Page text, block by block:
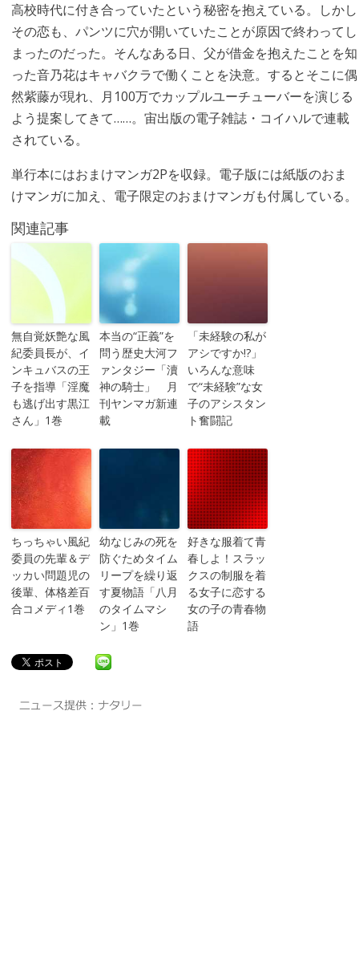
高校時代に付き合っていたという秘密を抱えている。しかし
その恋も、パンツに穴が開いていたことが原因で終わってし
まったのだった。そんなある日、父が借金を抱えたことを知
った音乃花はキャバクラで働くことを決意。するとそこに偶
然紫藤が現れ、月100万でカップルユーチューバーを演じる
よう提案してきて……。宙出版の電子雑誌・コイハルで連載
されている。
単行本にはおまけマンガ2Pを収録。電子版には紙版のおま
けマンガに加え、電子限定のおまけマンガも付属している。
関連記事
無自覚妖艶な風
紀委員長が、イ
ンキュバスの王
子を指導「淫魔
も逃げ出す黒江
さん」1巻
本当の“正義”を
問う歴史大河フ
ァンタジー「瀆
神の騎士」 月
刊ヤンマガ新連
載
「未経験の私が
アシですか!?」
いろんな意味
で“未経験”な女
子のアシスタン
ト奮闘記
ちっちゃい風紀
委員の先輩＆デ
ッカい問題児の
後輩、体格差百
合コメディ1巻
幼なじみの死を
防ぐためタイム
リープを繰り返
す夏物語「八月
のタイムマシ
ン」1巻
好きな服着て青
春しよ！スラッ
クスの制服を着
る女子に恋する
女の子の青春物
語